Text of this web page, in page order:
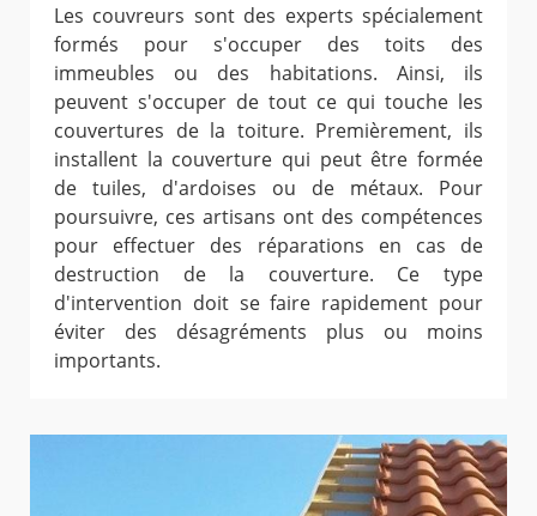
Les couvreurs sont des experts spécialement
formés pour s'occuper des toits des
immeubles ou des habitations. Ainsi, ils
peuvent s'occuper de tout ce qui touche les
couvertures de la toiture. Premièrement, ils
installent la couverture qui peut être formée
de tuiles, d'ardoises ou de métaux. Pour
poursuivre, ces artisans ont des compétences
pour effectuer des réparations en cas de
destruction de la couverture. Ce type
d'intervention doit se faire rapidement pour
éviter des désagréments plus ou moins
importants.